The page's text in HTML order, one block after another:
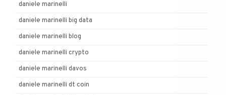
daniele marinelli
daniele marinelli big data
daniele marinelli blog
daniele marinelli crypto
daniele marinelli davos
daniele marinelli dt coin